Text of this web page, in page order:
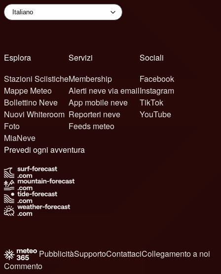
Esplora
Stazioni Sciistiche
Mappe Meteo
Bollettino Neve
Nuovi Whiteroom
Foto
MiaNeve
Servizi
Membership
Alerti neve via email
App mobile neve
Reporteri neve
Feeds meteo
Sociali
Facebook
Instagram
TikTok
YouTube
Prevedi ogni avventura
PubblicitàSupportoContattaciCollegamento a noi
Commento